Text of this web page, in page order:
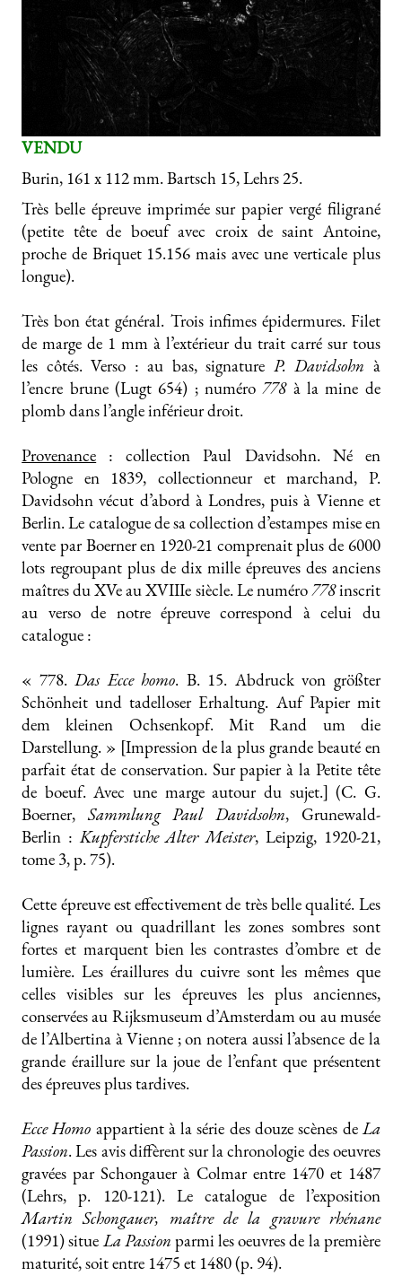
VENDU
Burin, 161 x 112 mm. Bartsch 15, Lehrs 25.
Très belle épreuve imprimée sur papier vergé filigrané
(petite tête de boeuf avec croix de saint Antoine,
proche de Briquet 15.156 mais avec une verticale plus
longue).
Très bon état général. Trois infimes épidermures. Filet
de marge de 1 mm à l’extérieur du trait carré sur tous
les côtés. Verso : au bas, signature P. Davidsohn à
l’encre brune (Lugt 654) ; numéro778à la mine de
plomb dans l’angle inférieur droit.
Provenance : collection Paul Davidsohn. Né en
Pologne en 1839, collectionneur et marchand, P.
Davidsohn vécut d’abord à Londres, puis à Vienne et
Berlin. Le catalogue de sa collection d’estampes mise en
vente par Boerner en 1920-21 comprenait plus de 6000
lots regroupant plus de dix mille épreuves des anciens
maîtres du XVe au XVIIIe siècle. Le numéro778inscrit
au verso de notre épreuve correspond à celui du
catalogue :
« 778.Das Ecce homo. B. 15. Abdruck von größter
Schönheit und tadelloser Erhaltung. Auf Papier mit
dem kleinen Ochsenkopf. Mit Rand um die
Darstellung. » [Impression de la plus grande beauté en
parfait état de conservation. Sur papier à la Petite tête
de boeuf. Avec une marge autour du sujet.] (C. G.
Boerner,Sammlung Paul Davidsohn, Grunewald-
Berlin :Kupferstiche Alter Meister, Leipzig, 1920-21,
tome 3, p. 75).
Cette épreuve est effectivement de très belle qualité. Les
lignes rayant ou quadrillant les zones sombres sont
fortes et marquent bien les contrastes d’ombre et de
lumière. Les éraillures du cuivre sont les mêmes que
celles visibles sur les épreuves les plus anciennes,
conservées au Rijksmuseum d’Amsterdam ou au musée
de l’Albertina à Vienne ; on notera aussi l’absence de la
grande éraillure sur la joue de l’enfant que présentent
des épreuves plus tardives.
Ecce Homo appartient à la série des douze scènes deLa
Passion. Les avis diffèrent sur la chronologie des oeuvres
gravées par Schongauer à Colmar entre 1470 et 1487
(Lehrs, p. 120-121). Le catalogue de l’exposition
Martin Schongauer, maître de la gravure rhénane
(1991) situeLa Passion parmi les oeuvres de la première
maturité, soit entre 1475 et 1480 (p. 94).